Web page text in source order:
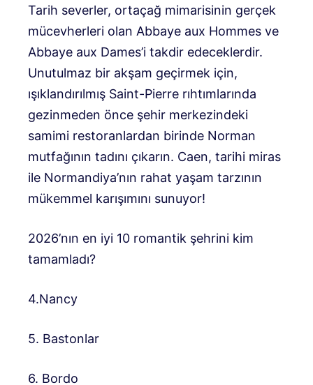
Tarih severler, ortaçağ mimarisinin gerçek
mücevherleri olan Abbaye aux Hommes ve
Abbaye aux Dames’i takdir edeceklerdir.
Unutulmaz bir akşam geçirmek için,
ışıklandırılmış Saint-Pierre rıhtımlarında
gezinmeden önce şehir merkezindeki
samimi restoranlardan birinde Norman
mutfağının tadını çıkarın. Caen, tarihi miras
ile Normandiya’nın rahat yaşam tarzının
mükemmel karışımını sunuyor!
2026’nın en iyi 10 romantik şehrini kim
tamamladı?
4.Nancy
5. Bastonlar
6. Bordo